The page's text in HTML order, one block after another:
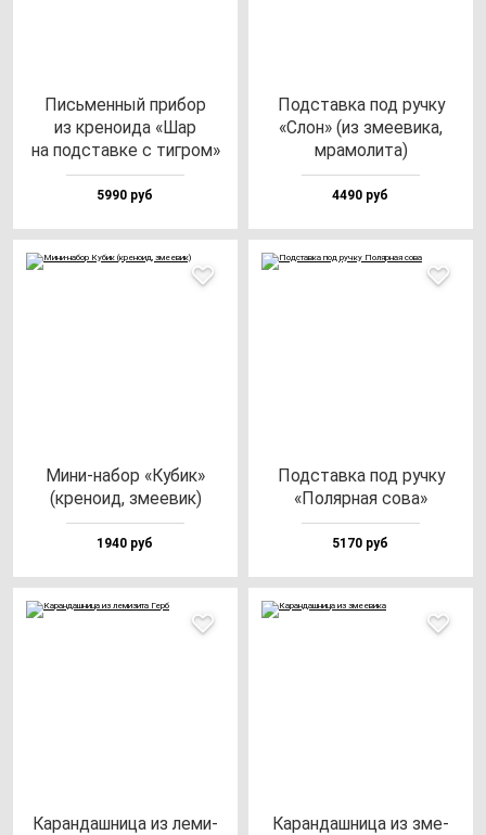
Пись­мен­ный при­бор
из кре­но­ида «Шар
на под­став­ке с тиг­ром»
5990 руб
Под­став­ка под руч­ку
«Слон» (из зме­еви­ка,
мра­мо­ли­та)
4490 руб
Мини-на­бор «Кубик»
(кре­но­ид, зме­евик)
1940 руб
Под­став­ка под руч­ку
«Поляр­ная со­ва»
5170 руб
Каран­даш­ни­ца из ле­ми­
Каран­даш­ни­ца из зме­